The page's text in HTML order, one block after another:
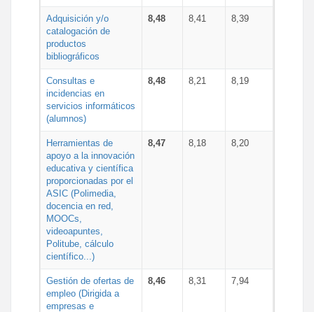
Adquisición y/o
catalogación de
productos
bibliográficos
8,48 8,41 8,39
Consultas e
incidencias en
servicios informáticos
(alumnos)
8,48 8,21 8,19
Herramientas de
apoyo a la innovación
educativa y científica
proporcionadas por el
ASIC (Polimedia,
docencia en red,
MOOCs,
videoapuntes,
Politube, cálculo
científico...)
8,47 8,18 8,20
Gestión de ofertas de
empleo (Dirigida a
empresas e
8,46 8,31 7,94